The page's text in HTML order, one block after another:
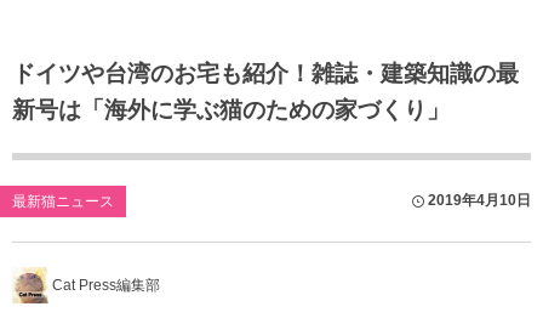
ドイツや台湾のお宅も紹介！雑誌・建築知識の最
新号は「海外に学ぶ猫のための家づくり」
最新猫ニュース 2019年4月10日
Cat Press編集部
猫のゲーム・アプリ
猫のフリー写真素材